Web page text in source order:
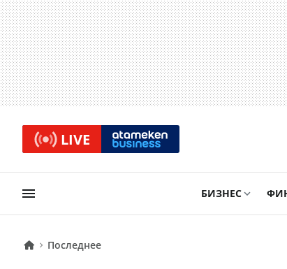
LIVE
БИЗНЕС
Последнее